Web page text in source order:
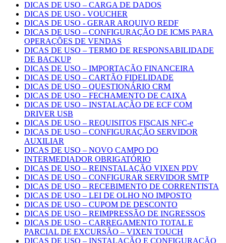
DICAS DE USO – CARGA DE DADOS
DICAS DE USO - VOUCHER
DICAS DE USO - GERAR ARQUIVO REDF
DICAS DE USO – CONFIGURAÇÃO DE ICMS PARA
OPERAÇÕES DE VENDAS
DICAS DE USO – TERMO DE RESPONSABILIDADE
DE BACKUP
DICAS DE USO – IMPORTAÇÃO FINANCEIRA
DICAS DE USO – CARTÃO FIDELIDADE
DICAS DE USO – QUESTIONÁRIO CRM
DICAS DE USO – FECHAMENTO DE CAIXA
DICAS DE USO – INSTALAÇÃO DE ECF COM
DRIVER USB
DICAS DE USO – REQUISITOS FISCAIS NFC-e
DICAS DE USO – CONFIGURAÇÃO SERVIDOR
AUXILIAR
DICAS DE USO – NOVO CAMPO DO
INTERMEDIADOR OBRIGATÓRIO
DICAS DE USO – REINSTALAÇÃO VIXEN PDV
DICAS DE USO – CONFIGURAR SERVIDOR SMTP
DICAS DE USO – RECEBIMENTO DE CORRENTISTA
DICAS DE USO – LEI DE OLHO NO IMPOSTO
DICAS DE USO – CUPOM DE DESCONTO
DICAS DE USO – REIMPRESSÃO DE INGRESSOS
DICAS DE USO – CARREGAMENTO TOTAL E
PARCIAL DE EXCURSÃO – VIXEN TOUCH
DICAS DE USO – INSTALAÇÃO E CONFIGURAÇÃO